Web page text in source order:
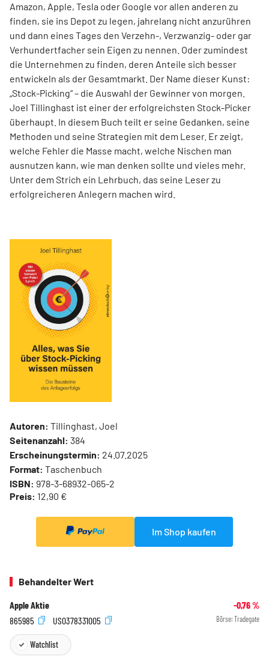
Amazon, Apple, Tesla oder Google vor allen anderen zu
finden, sie ins Depot zu legen, jahrelang nicht anzurühren
und dann eines Tages den Verzehn-, Verzwanzig- oder gar
Verhundertfacher sein Eigen zu nennen. Oder zumindest
die Unternehmen zu finden, deren Anteile sich besser
entwickeln als der Gesamtmarkt. Der Name dieser Kunst:
„Stock-Picking“ – die Auswahl der Gewinner von morgen.
Joel Tillinghast ist einer der erfolgreichsten Stock-Picker
überhaupt. In diesem Buch teilt er seine Gedanken, seine
Methoden und seine Strategien mit dem Leser. Er zeigt,
welche Fehler die Masse macht, welche Nischen man
ausnutzen kann, wie man denken sollte und vieles mehr.
Unter dem Strich ein Lehrbuch, das seine Leser zu
erfolgreicheren Anlegern machen wird.
Autoren: Tillinghast, Joel
Seitenanzahl: 384
Erscheinungstermin: 24.07.2025
Format: Taschenbuch
ISBN: 978-3-68932-065-2
Preis: 12,90 €
Im Shop kaufen
Behandelter Wert
Apple Aktie -0,76%
865985
US0378331005 Börse: Tradegate
Watchlist